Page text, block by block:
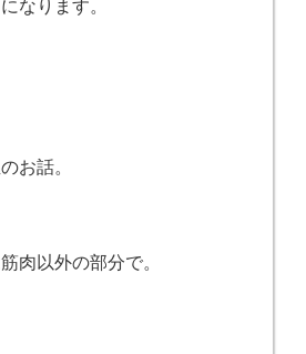
お話。
肉以外の部分で。